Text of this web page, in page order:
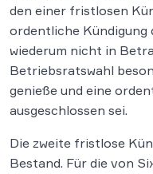
den einer fristlosen
ordentliche
wiederum nicht in
Betriebsratswahl
genieße und eine
ausgeschlossen sei.
Die zweite fristlose
Bestand. Für die von